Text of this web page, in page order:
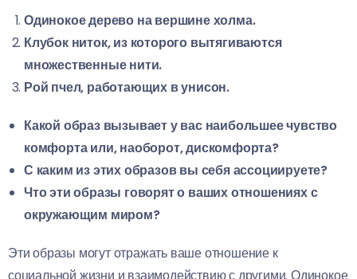
Одинокое дерево на вершине холма.
Клубок ниток, из которого вытягиваются
множественные нити.
Рой пчел, работающих в унисон.
Какой образ вызывает у вас наибольшее чувство
комфорта или, наоборот, дискомфорта?
С каким из этих образов вы себя ассоциируете?
Что эти образы говорят о ваших отношениях с
окружающим миром?
Эти образы могут отражать ваше отношение к